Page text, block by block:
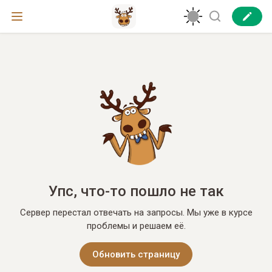
Упс, что-то пошло не так
Сервер перестал отвечать на запросы. Мы уже в курсе
проблемы и решаем её.
Обновить страницу